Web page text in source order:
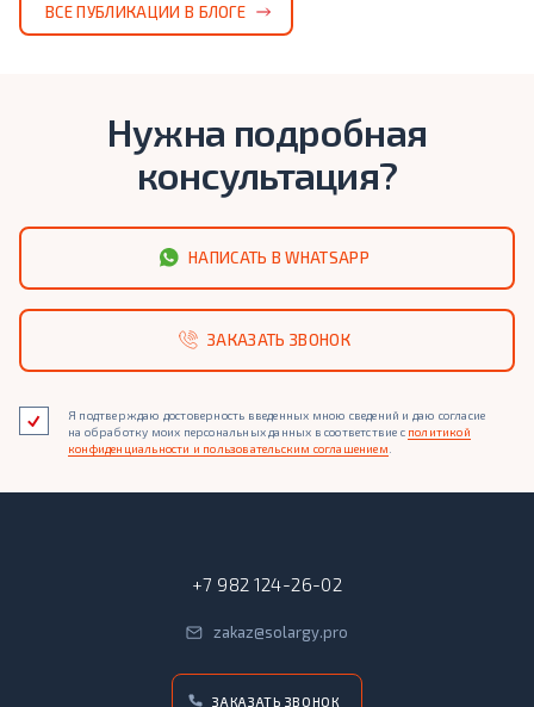
ВСЕ ПУБЛИКАЦИИ В БЛОГЕ
Нужна подробная
консультация?
НАПИСАТЬ В WHATSAPP
ЗАКАЗАТЬ ЗВОНОК
Я подтверждаю достоверность введенных мною сведений и даю согласие
на обработку моих персональных данных в соответствие c политикой
конфиденциальности и пользовательским соглашением
+7 982 124-26-02
zakaz@solargy.pro
ЗАКАЗАТЬ ЗВОНОК